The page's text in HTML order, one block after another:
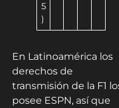
5
)
En Latinoamérica los
derechos de
transmisión de la F1
posee ESPN, así que